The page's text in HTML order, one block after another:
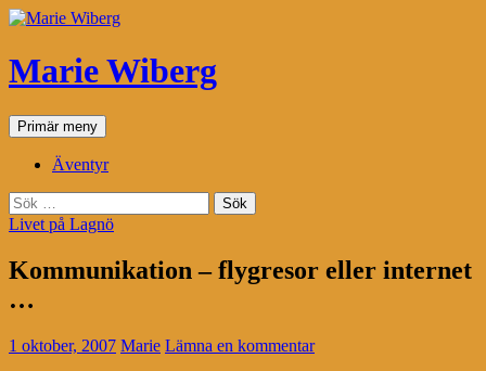
Marie Wiberg
SökPrimär meny Gå
till
innehåll
Äventyr
Sök
efter:
Livet på Lagnö
Kommunikation – flygresor eller internet
…
1 oktober, 2007 Marie Lämna en kommentar